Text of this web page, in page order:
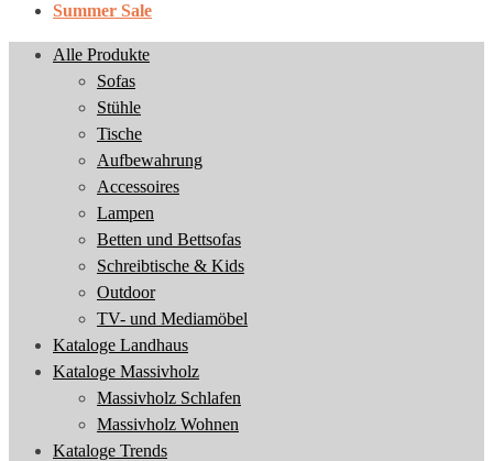
Summer Sale
Alle Produkte
Sofas
Stühle
Tische
Aufbewahrung
Accessoires
Lampen
Betten und Bettsofas
Schreibtische & Kids
Outdoor
TV- und Mediamöbel
Kataloge Landhaus
Kataloge Massivholz
Massivholz Schlafen
Massivholz Wohnen
Kataloge Trends